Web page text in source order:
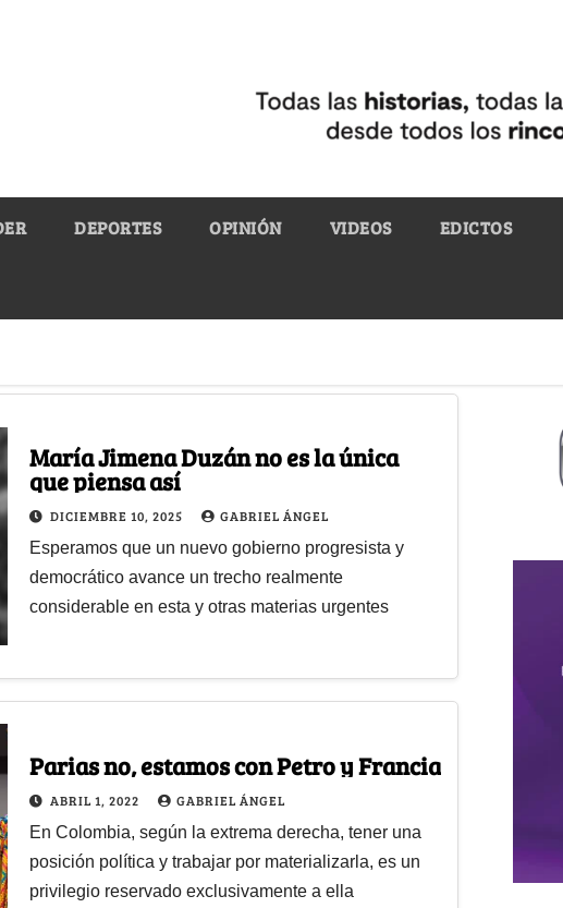
DEPORTES OPINIÓN VIDEOS EDICTOS
María Jimena Duzán no es la única
que piensa así
DICIEMBRE 10, 2025 GABRIEL ÁNGEL
Esperamos que un nuevo gobierno progresista y
democrático avance un trecho realmente
considerable en esta y otras materias urgentes
Parias no, estamos con Petro y Francia
ABRIL 1, 2022 GABRIEL ÁNGEL
En Colombia, según la extrema derecha, tener una
posición política y trabajar por materializarla, es un
privilegio reservado exclusivamente a ella